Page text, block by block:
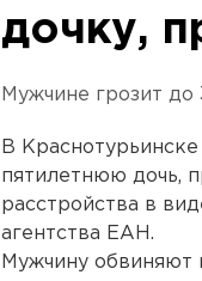
дочку,
Мужчине грозит
В
пятилетнюю дочь,
расстройства в
агентства ЕАН.
Мужчину обвиняют